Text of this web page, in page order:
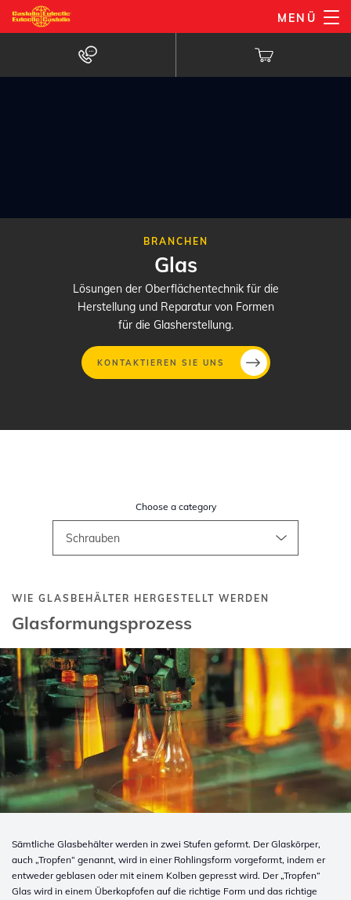
Direkt
zum
MENÜ
BRANCHEN
Glas
Lösungen der Oberflächentechnik für die
Herstellung und Reparatur von Formen
für die Glasherstellung.
KONTAKTIEREN SIE UNS
Choose a category
WIE GLASBEHÄLTER HERGESTELLT WERDEN
Glasformungsprozess
Sämtliche Glasbehälter werden in zwei Stufen geformt. Der Glaskörper,
auch „Tropfen“ genannt, wird in einer Rohlingsform vorgeformt, indem er
entweder geblasen oder mit einem Kolben gepresst wird. Der „Tropfen“
Glas wird in einem Überkopfofen auf die richtige Form und das richtige